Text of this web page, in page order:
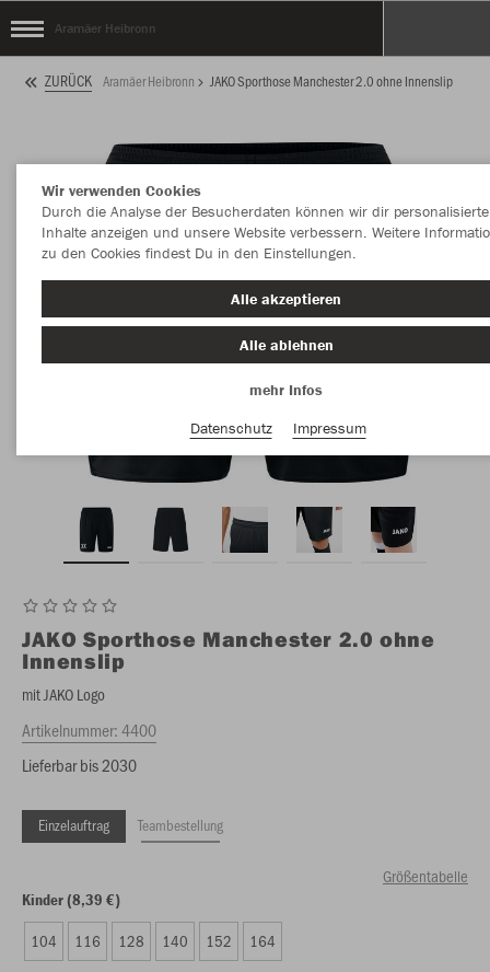
Aramäer Heibronn
ZURÜCK Aramäer Heibronn JAKO Sporthose Manchester 2.0 ohne Innenslip
JAKO Sporthose Manchester 2.0 ohne
Innenslip
mit JAKO Logo
Artikelnummer:4400
Lieferbar bis 2030
Einzelauftrag Teambestellung
Größentabelle
Kinder (8,39 €)
104 116 128 140 152 164
Wir verwenden Cookies
Durch die Analyse der Besucherdaten können wir dir personalisierte
Inhalte anzeigen und unsere Website verbessern. Weitere
zu den Cookies findest Du in den Einstellungen.
Alle akzeptieren
Alle ablehnen
mehr Infos
Datenschutz
Impressum